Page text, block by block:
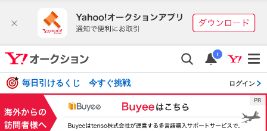
i
毎日引けるくじ 今すぐ挑戦 ログイン